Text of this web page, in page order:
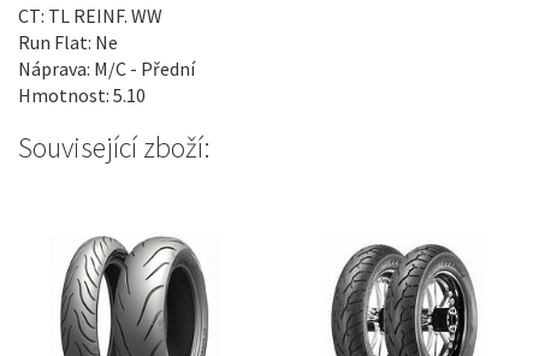
CT: TL REINF. WW
Run Flat: Ne
Náprava: M/C - Přední
Hmotnost: 5.10
Související zboží: